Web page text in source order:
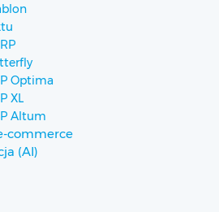
Optima
XL
Altum
commerce
(AI)